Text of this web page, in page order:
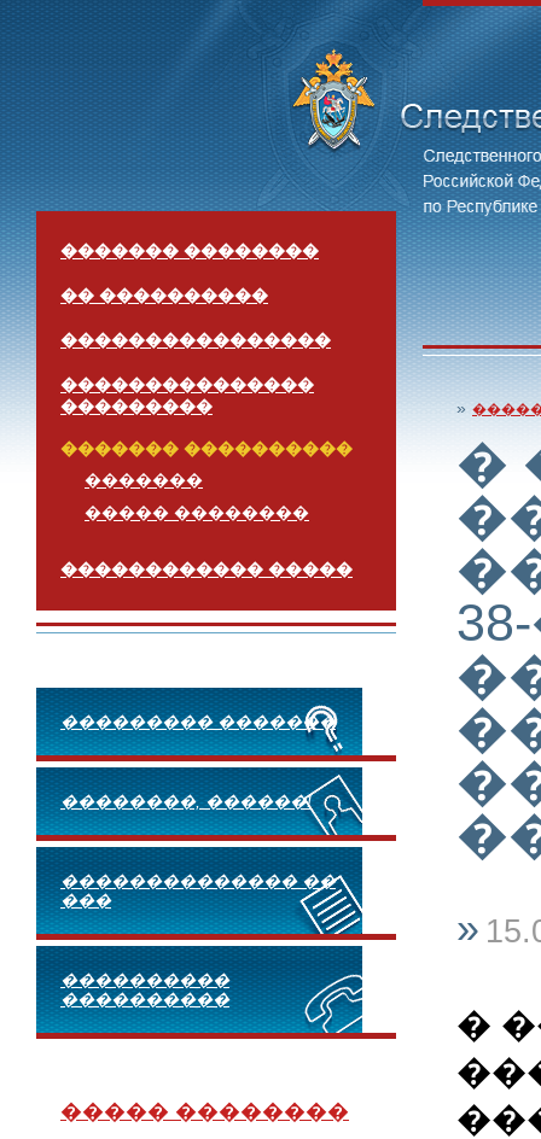
������� ��������
�� ����������
����������������
���������������
���������
������� ����������
�������
����� ��������
������������ �����
��������� �������
��������, ������!
�������������� ��
���
����������
����������
����� ��������
»
�
»
�